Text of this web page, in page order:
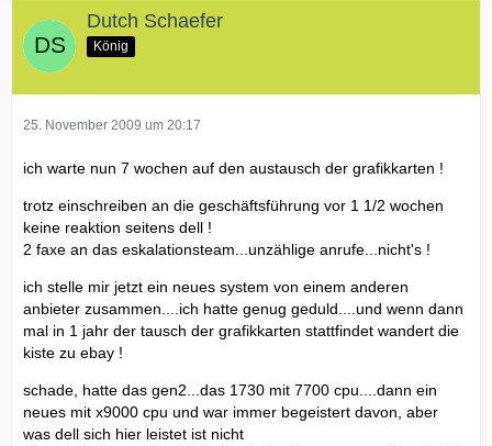
aber das hier hat sichnicht
Lieferdatum für Service:
Was diese ominösen Kürzel bedeuten weiß ich auch nicht -
Ich rate jetzt einfach 'mal... CNL - Card Niemalsnich
Lieferbar
Dutch Schaefer
König
25. November 2009 um 20:17
ich warte nun 7 wochen auf den austausch der grafikkarten !
trotz einschreiben an die geschäftsführung vor 1 1/2 wochen
keine reaktion seitens dell !
2 faxe an das eskalationsteam...unzählige anrufe...nicht's !
ich stelle mir jetzt ein neues system von einem anderen
anbieter zusammen....ich hatte genug geduld....und wenn dann
mal in 1 jahr der tausch der grafikkarten stattfindet wandert die
kiste zu ebay !
schade, hatte das gen2...das 1730 mit 7700 cpu....dann ein
neues mit x9000 cpu und war immer begeistert davon, aber
was dell sich hier leistet ist nicht